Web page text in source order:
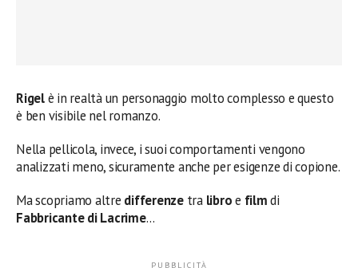
Rigelè in realtà un personaggio molto complesso e questo
è ben visibile nel romanzo.
Nella pellicola, invece, i suoi comportamenti vengono
analizzati meno, sicuramente anche per esigenze di copione.
Ma scopriamo altre differenzetralibroe filmdi
Fabbricante di Lacrime…